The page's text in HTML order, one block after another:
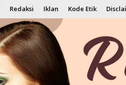
Redaksi Iklan Kode Etik